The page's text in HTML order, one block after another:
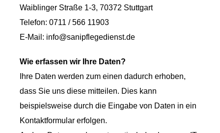
Waiblinger Straße 1-3, 70372 Stuttgart
Telefon: 0711 / 566 11903
E-Mail: info@sanipflegedienst.de
Wie erfassen wir Ihre Daten?
Ihre Daten werden zum einen dadurch erhoben,
dass Sie uns diese mitteilen. Dies kann
beispielsweise durch die Eingabe von Daten in ein
Kontaktformular erfolgen.